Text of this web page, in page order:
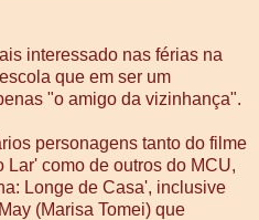
interessado nas férias na
que em ser um
"o amigo da vizinhança".
personagens tanto do filme
como de outros do MCU,
Longe de Casa', inclusive
(Marisa Tomei) que